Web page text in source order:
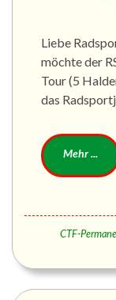
Liebe
möchte der
Tour (5
das
CTF-